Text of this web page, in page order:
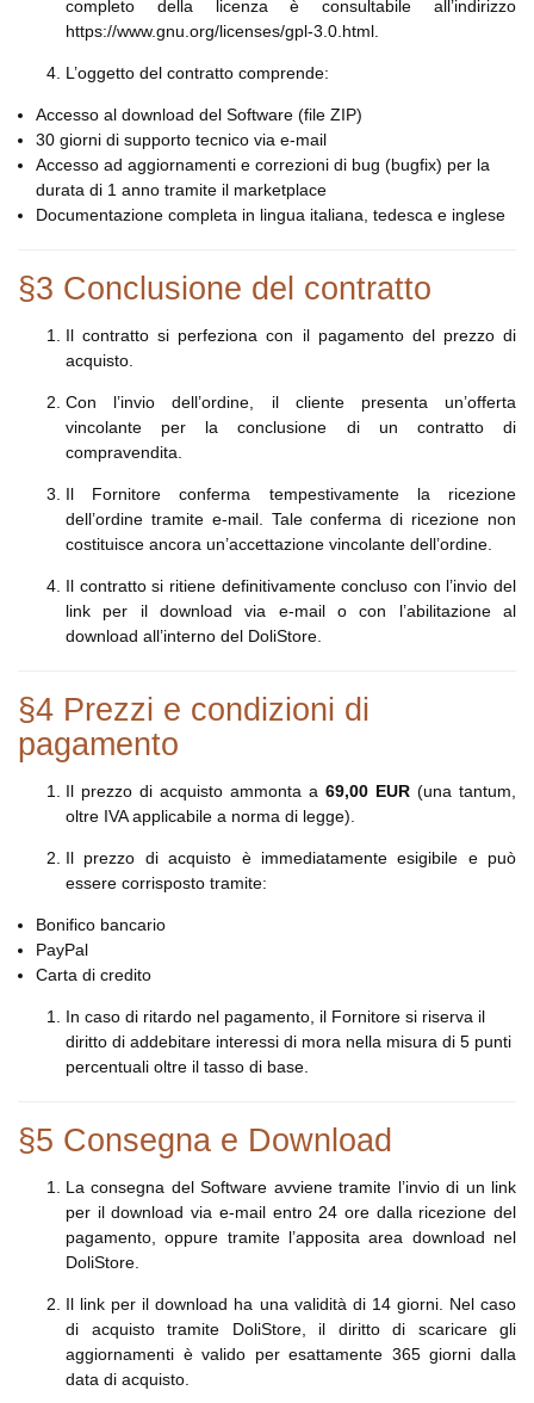
completo della licenza è consultabile all’indirizzo
https://www.gnu.org/licenses/gpl-3.0.html.
L’oggetto del contratto comprende:
Accesso al download del Software (file ZIP)
30 giorni di supporto tecnico via e-mail
Accesso ad aggiornamenti e correzioni di bug (bugfix) per la
durata di 1 anno tramite il marketplace
Documentazione completa in lingua italiana, tedesca e inglese
§3 Conclusione del contratto
Il contratto si perfeziona con il pagamento del prezzo di
acquisto.
Con l’invio dell’ordine, il cliente presenta un’offerta
vincolante per la conclusione di un contratto di
compravendita.
Il Fornitore conferma tempestivamente la ricezione
dell’ordine tramite e-mail. Tale conferma di ricezione non
costituisce ancora un’accettazione vincolante dell’ordine.
Il contratto si ritiene definitivamente concluso con l’invio del
link per il download via e-mail o con l’abilitazione al
download all’interno del DoliStore.
§4 Prezzi e condizioni di
pagamento
Il prezzo di acquisto ammonta a 69,00 EUR (una tantum,
oltre IVA applicabile a norma di legge).
Il prezzo di acquisto è immediatamente esigibile e può
essere corrisposto tramite:
Bonifico bancario
PayPal
Carta di credito
In caso di ritardo nel pagamento, il Fornitore si riserva il
diritto di addebitare interessi di mora nella misura di 5 punti
percentuali oltre il tasso di base.
§5 Consegna e Download
La consegna del Software avviene tramite l’invio di un link
per il download via e-mail entro 24 ore dalla ricezione del
pagamento, oppure tramite l’apposita area download nel
DoliStore.
Il link per il download ha una validità di 14 giorni. Nel caso
di acquisto tramite DoliStore, il diritto di scaricare gli
aggiornamenti è valido per esattamente 365 giorni dalla
data di acquisto.